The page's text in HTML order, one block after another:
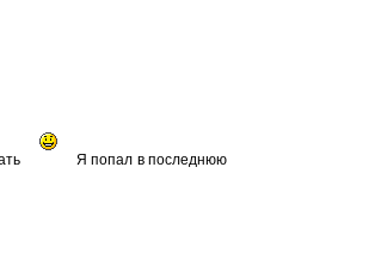
Я попал в последнюю